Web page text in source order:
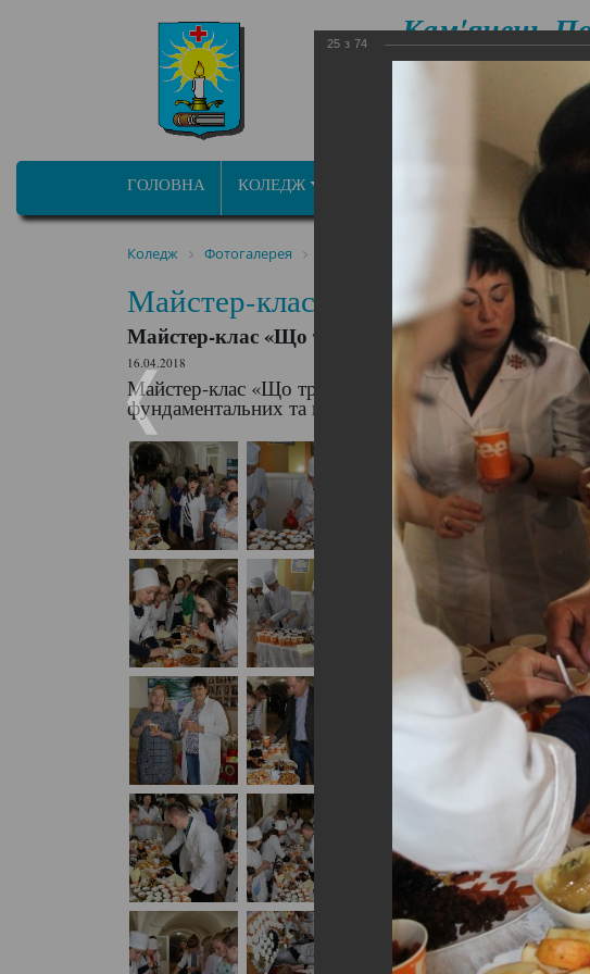
Кам'янець-
фаховий
ГОЛОВНА КОЛЕДЖ ОСВІТНЬО ПРОФЕСІЙНІ
ПРОГРАМИ/СПЕЦІАЛЬНОСТІ
Коледж Фотогалерея Майстер-клас «Що треба їсти щодня»
Майстер-клас «Що треба їсти
Майстер-клас «Що треба їсти щодня»
16.04.2018
Майстер-клас «Що треба їсти щодня» в рамках
фундаментальних та професійно-орієнтованих
25 з 74